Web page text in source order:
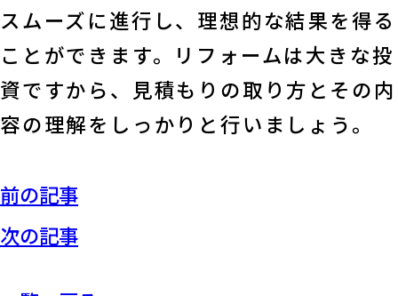
スムーズに進行し、理想的な結果を得る
ことができます。リフォームは大きな投
資ですから、見積もりの取り方とその内
容の理解をしっかりと行いましょう。
前の記事
次の記事